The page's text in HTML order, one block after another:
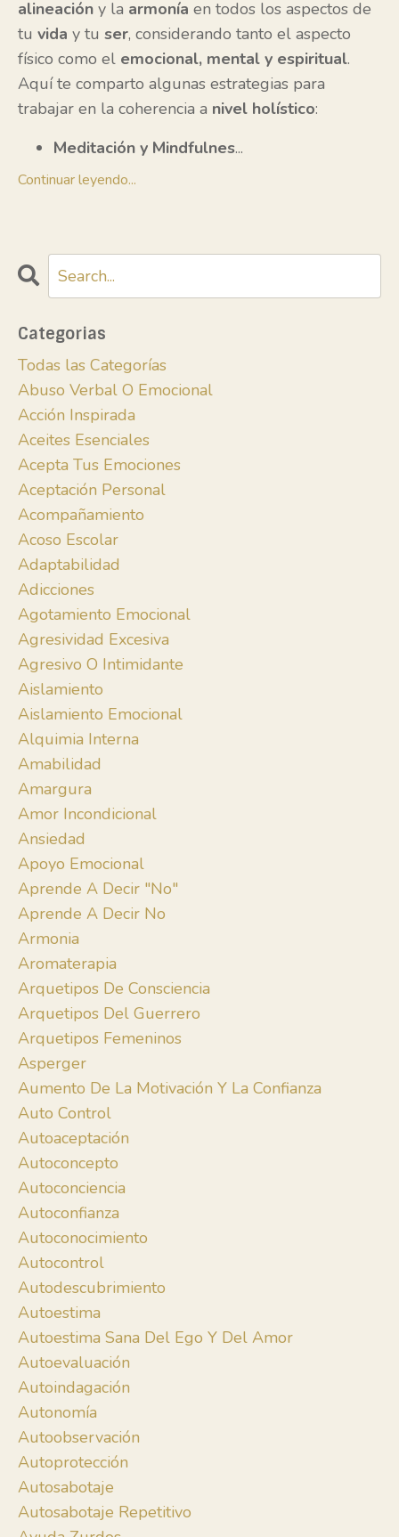
alineación y la armonía en todos los aspectos de
tu vida y tu ser, considerando tanto el aspecto
físico como el emocional, mental y espiritual.
Aquí te comparto algunas estrategias para
trabajar en la coherencia a nivel holístico:
Meditación y Mindfulnes...
Continuar leyendo...
Categorias
Todas las Categorías
Abuso Verbal O Emocional
Acción Inspirada
Aceites Esenciales
Acepta Tus Emociones
Aceptación Personal
Acompañamiento
Acoso Escolar
Adaptabilidad
Adicciones
Agotamiento Emocional
Agresividad Excesiva
Agresivo O Intimidante
Aislamiento
Aislamiento Emocional
Alquimia Interna
Amabilidad
Amargura
Amor Incondicional
Ansiedad
Apoyo Emocional
Aprende A Decir "no"
Aprende A Decir No
Armonia
Aromaterapia
Arquetipos De Consciencia
Arquetipos Del Guerrero
Arquetipos Femeninos
Asperger
Aumento De La Motivación Y La Confianza
Auto Control
Autoaceptación
Autoconcepto
Autoconciencia
Autoconfianza
Autoconocimiento
Autocontrol
Autodescubrimiento
Autoestima
Autoestima Sana Del Ego Y Del Amor
Autoevaluación
Autoindagación
Autonomía
Autoobservación
Autoprotección
Autosabotaje
Autosabotaje Repetitivo